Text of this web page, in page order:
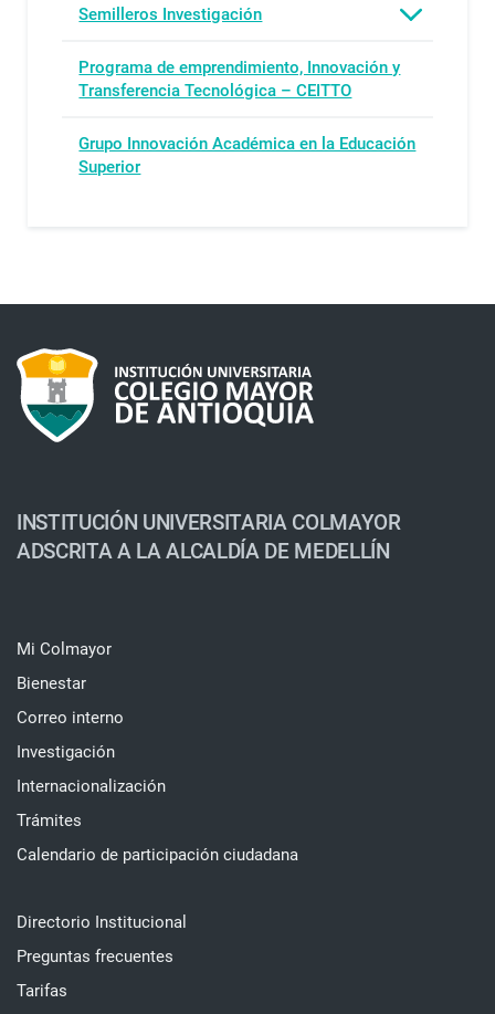
Semilleros Investigación
Programa de emprendimiento, Innovación y
Transferencia Tecnológica – CEITTO
Grupo Innovación Académica en la Educación
Superior
INSTITUCIÓN UNIVERSITARIA COLMAYOR
ADSCRITA A LA ALCALDÍA DE MEDELLÍN
Mi Colmayor
Bienestar
Correo interno
Investigación
Internacionalización
Trámites
Calendario de participación ciudadana
Directorio Institucional
Preguntas frecuentes
Tarifas